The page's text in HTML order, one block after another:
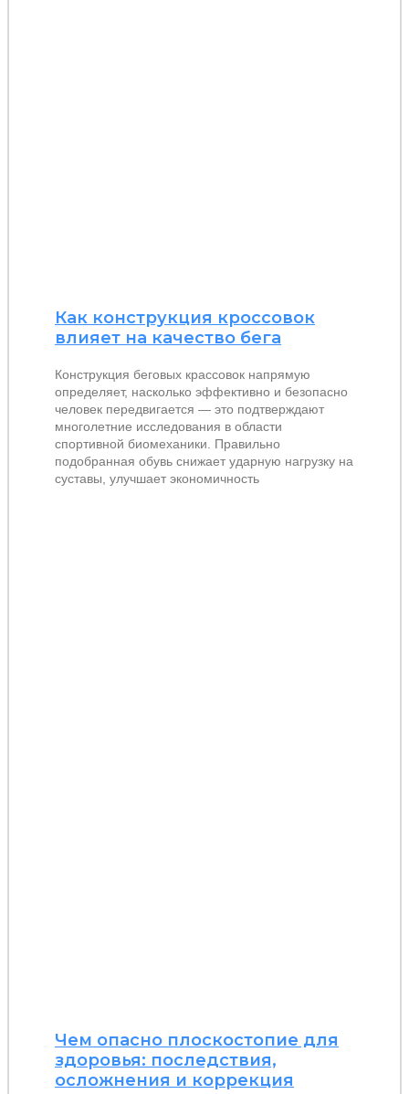
Как конструкция кроссовок
влияет на качество бега
Конструкция беговых крассовок напрямую
определяет, насколько эффективно и безопасно
человек передвигается — это подтверждают
многолетние исследования в области
спортивной биомеханики. Правильно
подобранная обувь снижает ударную нагрузку на
суставы, улучшает экономичность
Чем опасно плоскостопие для
здоровья: последствия,
осложнения и коррекция